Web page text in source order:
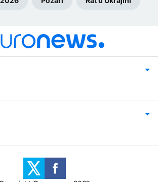
Sport
Uslovi korišćenja